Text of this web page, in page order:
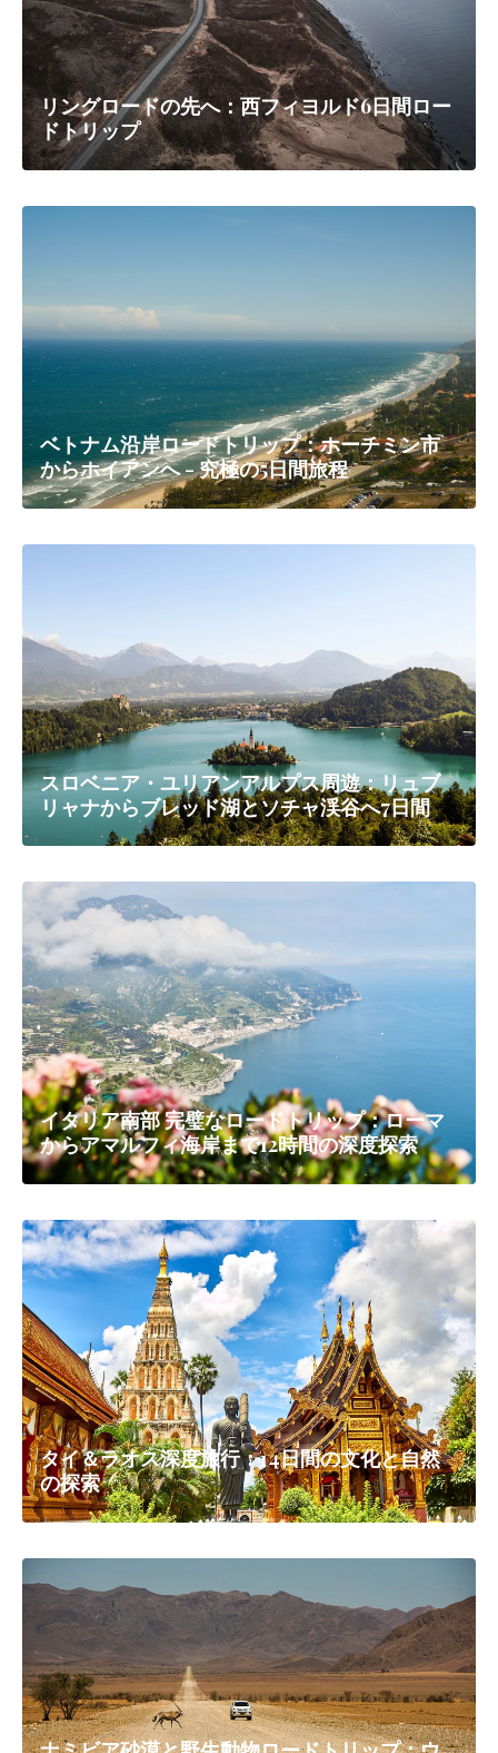
リングロードの先へ：西フィヨルド6日間ロー
ドトリップ
ベトナム沿岸ロードトリップ：ホーチミン市
からホイアンへ - 究極の5日間旅程
スロベニア・ユリアンアルプス周遊：リュブ
リャナからブレッド湖とソチャ渓谷へ7日間
イタリア南部 完璧なロードトリップ：ローマ
からアマルフィ海岸まで12時間の深度探索
タイ＆ラオス深度旅行：14日間の文化と自然
の探索